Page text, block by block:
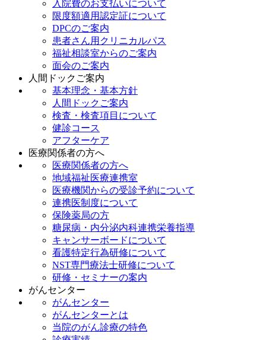
入院費のお支払いについて
限度額適用認定証について
DPCのご案内
患者さん用クリニカルパス
福祉相談室からのご案内
面会のご案内
人間ドックご案内
基本理念・基本方針
人間ドックご案内
検査・検査項目について
健診コース
アフターケア
医療関係者の方へ
医療関係者の方へ
地域福祉医療連携室
医療機関からの受診予約について
連携医制度について
保険薬局の方
糖尿病・内分泌内科連携栄養指導
キャンサーボードについて
看護特定行為研修について
NST専門療法士研修について
研修・セミナーの案内
がんセンター
がんセンター
がんセンターとは
当院のがん診療の特色